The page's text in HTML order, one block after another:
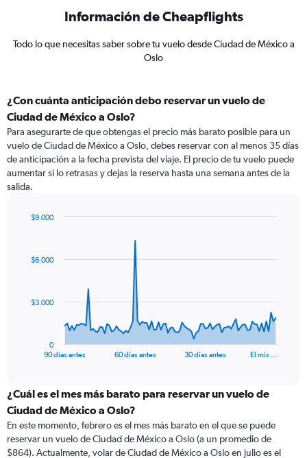
Información de Cheapflights
Todo lo que necesitas saber sobre tu vuelo desde Ciudad de México a
Oslo
¿Con cuánta anticipación debo reservar un vuelo de
Ciudad de México a Oslo?
Para asegurarte de que obtengas el precio más barato posible para un
vuelo de Ciudad de México a Oslo, debes reservar con al menos 35 días
de anticipación a la fecha prevista del viaje. El precio de tu vuelo puede
aumentar si lo retrasas y dejas la reserva hasta una semana antes de la
salida.
data
The
categories.
Range:
categories.
The
90 días antes 60 días antes 30 días antes El mis…
0
$3.000
$6.000
$9.000
¿Cuál es el mes más barato para reservar un vuelo de
Ciudad de México a Oslo?
En este momento, febrero es el mes más barato en el que se puede
reservar un vuelo de Ciudad de México a Oslo (a un promedio de
$864). Actualmente, volar de Ciudad de México a Oslo en julio es el